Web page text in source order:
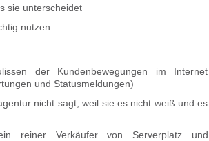
sie unterscheidet
nutzen
der Kundenbewegungen im Internet
und Statusmeldungen)
nicht sagt, weil sie es nicht weiß und es
reiner Verkäufer von Serverplatz und